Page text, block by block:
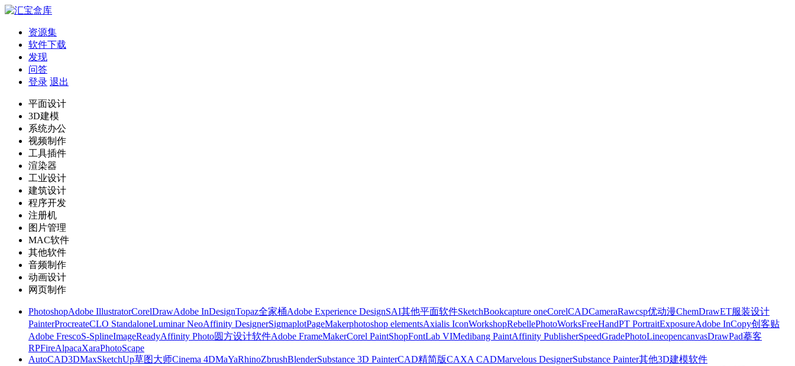
资源集
软件下载
发现
问答
登录 退出
平面设计
3D建模
系统办公
视频制作
工具插件
渲染器
工业设计
建筑设计
程序开发
注册机
图片管理
MAC软件
其他软件
音频制作
动画设计
网页制作
PhotoshopAdobe IllustratorCorelDrawAdobe InDesignTopaz全家桶Adobe Experience DesignSAI其他平面软件SketchBookcapture oneCorelCADCameraRawcsp优动漫ChemDrawET服装设计
PainterProcreateCLO StandaloneLuminar NeoAffinity DesignerSigmaplotPageMakerphotoshop elementsAxialis IconWorkshopRebellePhotoWorksFreeHandPT PortraitExposureAdobe InCopy创客贴
Adobe FrescoS-SplineImageReadyAffinity Photo圆方设计软件Adobe FrameMakerCorel PaintShopFontLab VIMedibang PaintAffinity PublisherSpeedGradePhotoLineopencanvasDrawPad摹客
RPFireAlpacaXaraPhotoScape
AutoCAD3DMaxSketchUp草图大师Cinema 4DMaYaRhinoZbrushBlenderSubstance 3D PainterCAD精简版CAXA CADMarvelous DesignerSubstance Painter其他3D建模软件